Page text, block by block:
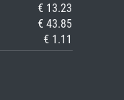
€ 13.23
€ 43.85
€ 1.11